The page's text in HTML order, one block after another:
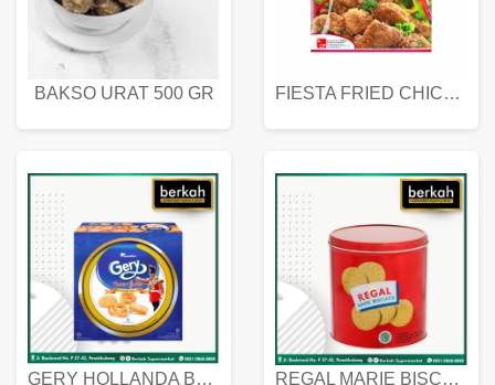
BAKSO URAT 500 GR FIESTA FRIED CHICKEN 500 GR
GERY HOLLANDA BUTTER COOKIES 450 GRAM REGAL MARIE BISCUIT KALENG 550 GRAM